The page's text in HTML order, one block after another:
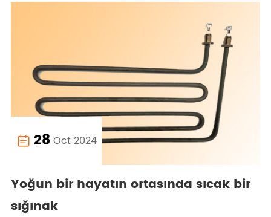
 28 Oct 2024
Yoğun bir hayatın ortasında sıcak bir
sığınak